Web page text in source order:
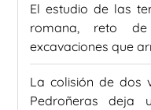
El estudio de las
romana, reto
excavaciones que
La colisión de dos
Pedroñeras deja